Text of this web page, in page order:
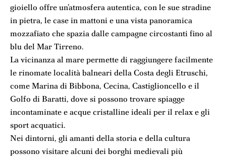
gioiello offre un’atmosfera autentica, con le sue stradine
in pietra, le case in mattoni e una vista panoramica
mozzafiato che spazia dalle campagne circostanti fino al
blu del Mar Tirreno.
La vicinanza al mare permette di raggiungere facilmente
le rinomate località balneari della Costa degli Etruschi,
come Marina di Bibbona, Cecina, Castiglioncello e il
Golfo di Baratti, dove si possono trovare spiagge
incontaminate e acque cristalline ideali per il relax e gli
sport acquatici.
Nei dintorni, gli amanti della storia e della cultura
possono visitare alcuni dei borghi medievali più